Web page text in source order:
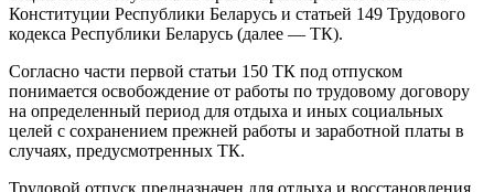
Конституции Республики Беларусь и статьей 149 Трудового
кодекса Республики Беларусь (далее — ТК).
Согласно части первой статьи 150 ТК под отпуском
понимается освобождение от работы по трудовому договору
на определенный период для отдыха и иных социальных
целей с сохранением прежней работы и заработной платы в
случаях, предусмотренных ТК.
Трудовой отпуск предназначен для отдыха и восстановления